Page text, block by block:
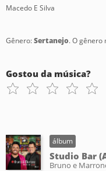
Macedo E Silva
Gênero:Sertanejo. O gênero
Gostou da música?
álbum
Bruno e